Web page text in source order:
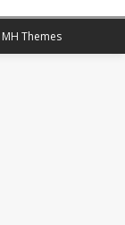
MH Themes